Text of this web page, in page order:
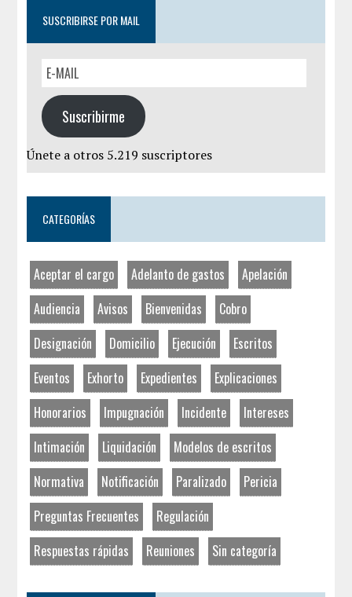
SUSCRIBIRSE POR MAIL
Suscribirme
Únete a otros 5.219 suscriptores
CATEGORÍAS
Aceptar el cargo Adelanto de gastos
Apelación
Audiencia
Avisos Bienvenidas
Cobro
Designación
Domicilio Ejecución
Escritos
Eventos
Exhorto Expedientes
Explicaciones
Honorarios
Impugnación Incidente
Intereses
Intimación
Liquidación
Modelos de escritos
Normativa
Notificación Paralizado
Pericia
Preguntas Frecuentes
Regulación
Respuestas rápidas
Reuniones Sin categoría